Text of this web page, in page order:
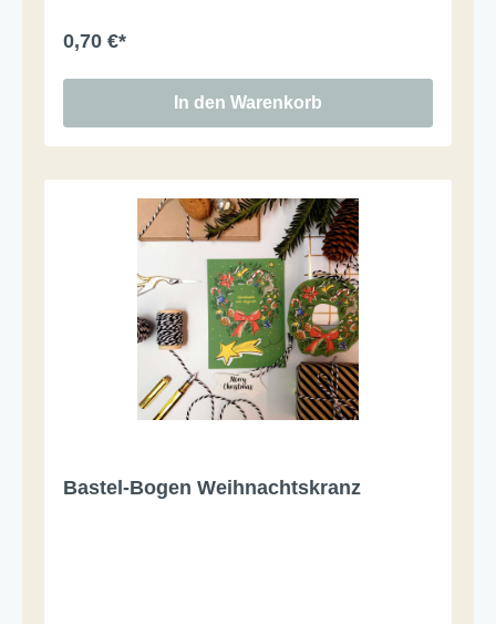
0,70 €*
In den Warenkorb
Bastel-Bogen Weihnachtskranz